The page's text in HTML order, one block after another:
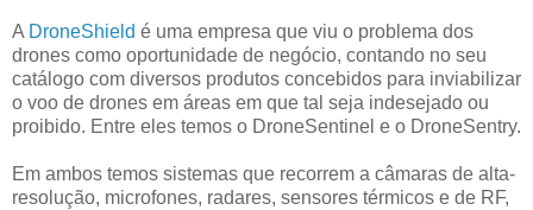
A DroneShield é uma empresa que viu o problema dos
drones como oportunidade de negócio, contando no seu
catálogo com diversos produtos concebidos para inviabilizar
o voo de drones em áreas em que tal seja indesejado ou
proibido. Entre eles temos o DroneSentinel e o DroneSentry.
Em ambos temos sistemas que recorrem a câmaras de alta-
resolução, microfones, radares, sensores térmicos e de RF,